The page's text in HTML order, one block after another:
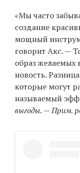
«Мы часто
создание
мощный
говорит Акс. —
образ желаемых
новость.
которые могут
называемый
выгоды. — Прим.